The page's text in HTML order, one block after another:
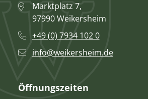
Marktplatz 7,
97990 Weikersheim
+49 (0) 7934 102 0
info@weikersheim.de
Öffnungszeiten